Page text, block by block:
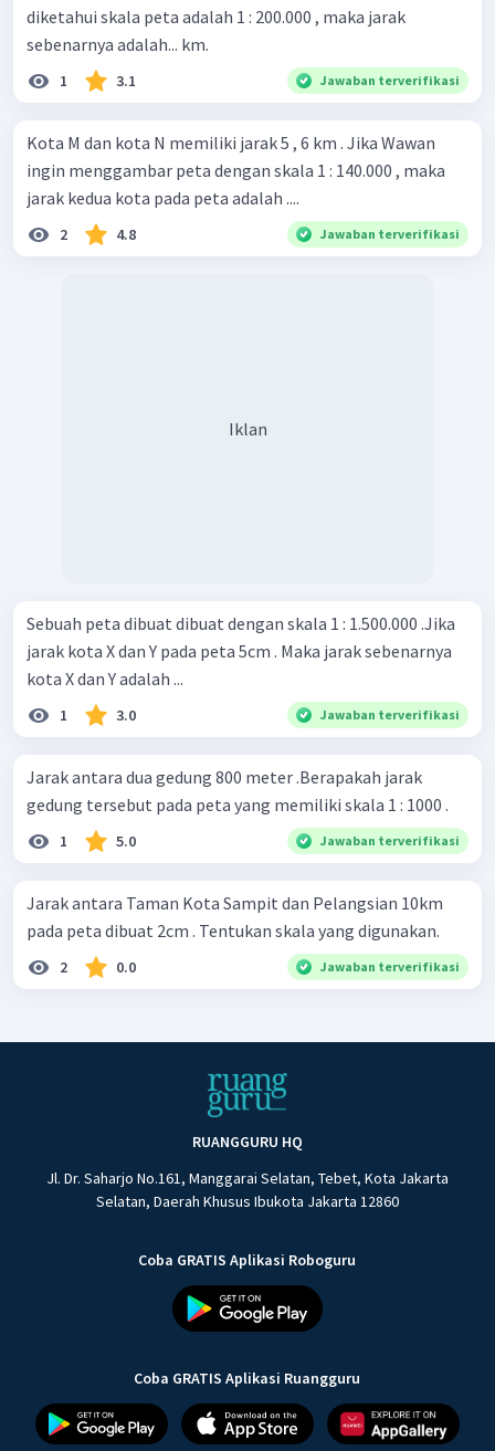
diketahui skala peta adalah 1 : 200.000 , maka jarak
sebenarnya adalah... km.
1 3.1 Jawaban terverifikasi
Kota M dan kota N memiliki jarak 5 , 6 km . Jika Wawan
ingin menggambar peta dengan skala 1 : 140.000 , maka
jarak kedua kota pada peta adalah ....
2 4.8 Jawaban terverifikasi
Iklan
Sebuah peta dibuat dibuat dengan skala 1 : 1.500.000 .Jika
jarak kota X dan Y pada peta 5cm . Maka jarak sebenarnya
kota X dan Y adalah ...
1 3.0 Jawaban terverifikasi
Jarak antara dua gedung 800 meter .Berapakah jarak
gedung tersebut pada peta yang memiliki skala 1 : 1000 .
1 5.0 Jawaban terverifikasi
Jarak antara Taman Kota Sampit dan Pelangsian 10km
pada peta dibuat 2cm . Tentukan skala yang digunakan.
2 0.0 Jawaban terverifikasi
RUANGGURU HQ
Jl. Dr. Saharjo No.161, Manggarai Selatan, Tebet, Kota Jakarta
Selatan, Daerah Khusus Ibukota Jakarta 12860
Coba GRATIS Aplikasi Roboguru
Coba GRATIS Aplikasi Ruangguru